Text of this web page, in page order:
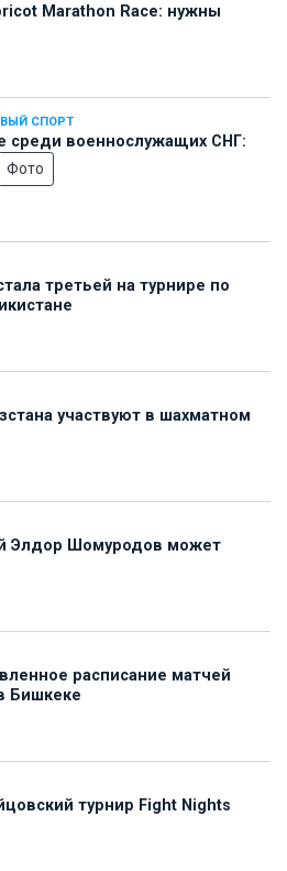
Marathon Race: нужны
СПОРТ
среди военнослужащих СНГ:
Фото
третьей на турнире по
участвуют в шахматном
Элдор Шомуродов может
расписание матчей
Бишкеке
турнир Fight Nights